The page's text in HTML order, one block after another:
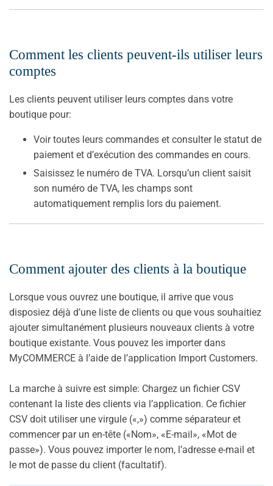
Comment les clients peuvent-ils utiliser leurs
comptes
Les clients peuvent utiliser leurs comptes dans votre
boutique pour:
Voir toutes leurs commandes et consulter le statut de
paiement et d’exécution des commandes en cours.
Saisissez le numéro de TVA. Lorsqu’un client saisit
son numéro de TVA, les champs sont
automatiquement remplis lors du paiement.
Comment ajouter des clients à la boutique
Lorsque vous ouvrez une boutique, il arrive que vous
disposiez déjà d’une liste de clients ou que vous souhaitiez
ajouter simultanément plusieurs nouveaux clients à votre
boutique existante. Vous pouvez les importer dans
MyCOMMERCE à l’aide de l’application Import Customers.
La marche à suivre est simple: Chargez un fichier CSV
contenant la liste des clients via l’application. Ce fichier
CSV doit utiliser une virgule («,») comme séparateur et
commencer par un en-tête («Nom», «E-mail», «Mot de
passe»). Vous pouvez importer le nom, l’adresse e-mail et
le mot de passe du client (facultatif).